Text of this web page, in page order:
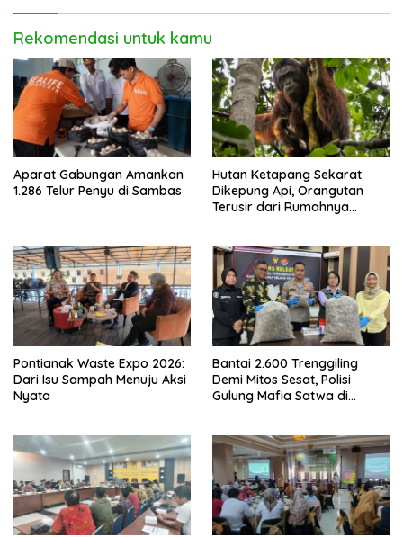
Rekomendasi untuk kamu
Aparat Gabungan Amankan
1.286 Telur Penyu di Sambas
Hutan Ketapang Sekarat
Dikepung Api, Orangutan
Terusir dari Rumahnya
Pontianak Waste Expo 2026:
Dari Isu Sampah Menuju Aksi
Nyata
Bantai 2.600 Trenggiling
Demi Mitos Sesat, Polisi
Gulung Mafia Satwa di